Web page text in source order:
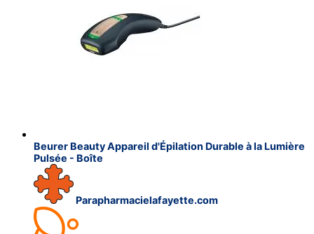
Beurer Beauty Appareil d'Épilation Durable à la Lumière
Pulsée - Boîte
Parapharmacielafayette.com